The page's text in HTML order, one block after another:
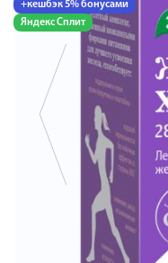
+кешбэк 5% бонусами
Яндекс Сплит